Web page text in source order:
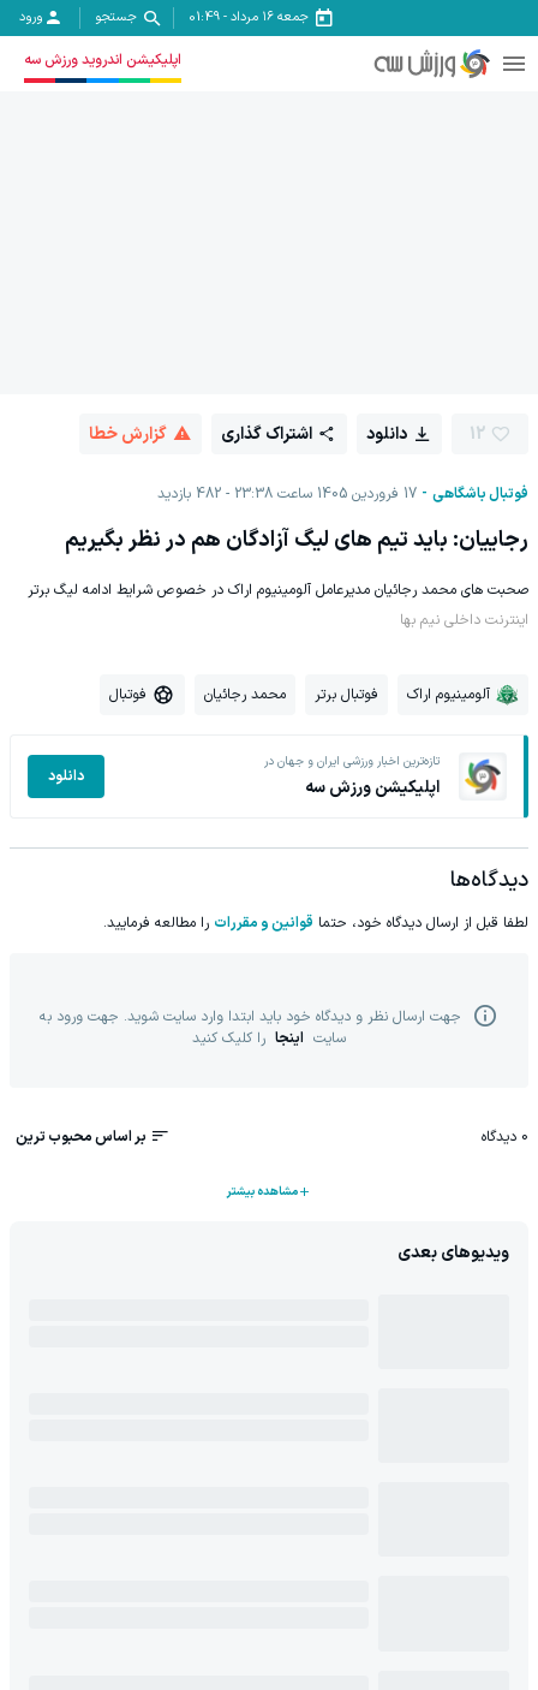
جمعه ۱۶ مرداد -
01:49 جستجو ورود
اپلیکیشن اندروید ورزش سه
فوتبال باشگاهی 17 فروردين 1405 ساعت 23:38 482 بازدید
12 دانلود اشتراک گذاری گزارش خطا
رجاییان: باید تیم های لیگ آزادگان هم در نظر بگیریم
صحبت های محمد رجائیان مدیرعامل آلومینیوم اراک در خصوص شرایط ادامه لیگ برتر
اینترنت داخلی نیم بها
آلومینیوم اراک فوتبال برتر محمد رجائیان فوتبال
تازه‌ترین اخبار ورزشی ایران و جهان در
اپلیکیشن ورزش سه دانلود
دیدگاه‌ها
لطفا قبل از ارسال دیدگاه خود، حتما قوانین و مقررات را مطالعه فرمایید.
جهت ارسال نظر و دیدگاه خود باید ابتدا وارد سایت شوید. جهت ورود به
سایت اینجا را کلیک کنید
0 دیدگاه بر اساس محبوب ترین
مشاهده بیشتر
ویدیوهای بعدی